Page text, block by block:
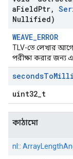
aFieldPtr,
Nullified)
WEAVE_ERROR
TLV-তে লেখার আগে
পরীক্ষা করার জন্য
secondsTo
uint32_t
কাঠামো
nl::